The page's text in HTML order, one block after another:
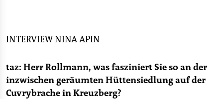
Anwohnerproteste. Aus dem Protestcamp
Lebenskünstler, Obdachlose, Wanderarbeiter,
Romafamilien. Das Camp machte als „Berlins erste
Favela“ Schlagzeilen. Im September 2014 räumte die
INTERVIEWNINA APIN
taz: Herr Rollmann, was fasziniert Sie so an der
inzwischen geräumten Hüttensiedlung auf der
Cuvrybrache in Kreuzberg?